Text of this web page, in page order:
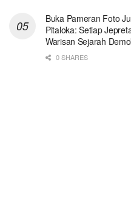
Buka Pameran Foto
Pitaloka: Setiap
Warisan Sejarah
0 SHARES